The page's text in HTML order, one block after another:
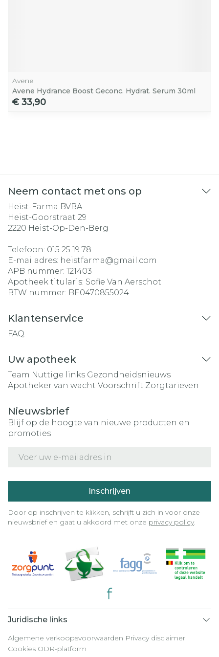
Avene
Avene Hydrance Boost Geconc. Hydrat. Serum 30ml
€ 33,90
Neem contact met ons op
Heist-Farma BVBA
Heist-Goorstraat 29
2220 Heist-Op-Den-Berg
Telefoon: 015 25 19 78
E-mailadres: heistfarma@gmail.com
APB nummer: 121403
Apotheek titularis: Sofie Van Aerschot
BTW nummer: BE0470855024
Klantenservice
FAQ
Uw apotheek
Team Nuttige links Gezondheidsnieuws
Apotheker van wacht Voorschrift Zorgtarieven
Nieuwsbrief
Blijf op de hoogte van nieuwe producten en
promoties
Inschrijven
Door op inschrijven te klikken, schrijft u zich in voor onze
nieuwsbrief en gaat u akkoord met onze privacy policy.
Juridische links
Algemene verkoopsvoorwaarden Privacy disclaimer
Cookies ODR-platform